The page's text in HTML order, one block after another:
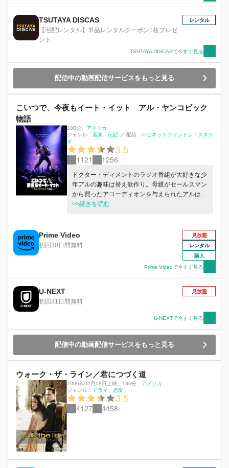
界ツアーも大トラブルで中止に追い込まれてしま
TSUTAYA DISCAS
【宅配レンタル】単品レンタルクーポン1枚プレゼ
ント
レンタル
TSUTAYA DISCASで今すぐ見る
配信中の動画配信サービスをもっと見る
こいつで、今夜もイート・イット アル・ヤンコビック
物語
108分
アメリカ
ジャンル： 音楽 伝記 ／ 配給： ハピネットファントム・スタジ
オ
3.5
1121 1256
ドクター・ディメントのラジオ番組が大好きな少
年アルの趣味は替え歌作り。母親がセールスマン
から買ったアコーディオンを与えられたアルはそ
の演奏に夢中になり、ミュージシャンになろうと
間を見つけられず、ソロ活動をせざるを得ない
が、ザ・ナックの「マイ・シャローナ」の替え歌
「マイ・ボロニア（ボローニャ）」がラジオで大
ウケしたことを機に、彼はプロ歌手の道を歩み始
>>続きを読む
Prime Video
初回30日間無料
見放題
レンタル
購入
Prime Videoで今すぐ見る
U-NEXT
初回31日間無料
見放題
U-NEXTで今すぐ見る
配信中の動画配信サービスをもっと見る
ウォーク・ザ・ライン／君につづく道
2006年02月18日上映 136分
アメリカ
ジャンル：
ドラマ 恋愛
3.5
4127 4458